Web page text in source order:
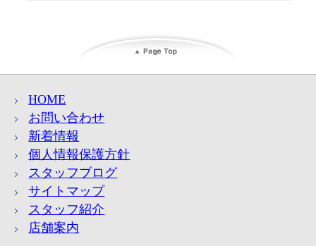
HOME
お問い合わせ
新着情報
個人情報保護方針
スタッフブログ
サイトマップ
スタッフ紹介
店舗案内